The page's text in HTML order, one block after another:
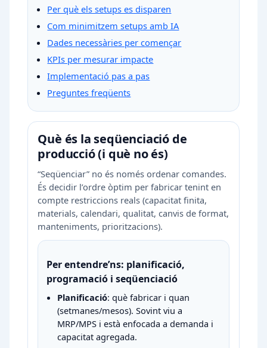
Per què els setups es disparen
Com minimitzem setups amb IA
Dades necessàries per començar
KPIs per mesurar impacte
Implementació pas a pas
Preguntes freqüents
Què és la seqüenciació de
producció (i què no és)
“Seqüenciar” no és només ordenar comandes.
És decidir l’ordre òptim per fabricar tenint en
compte restriccions reals (capacitat finita,
materials, calendari, qualitat, canvis de format,
manteniments, prioritzacions).
Per entendre’ns: planificació,
programació i seqüenciació
Planificació: què fabricar i quan
(setmanes/mesos). Sovint viu a
MRP/MPS i està enfocada a demanda i
capacitat agregada.